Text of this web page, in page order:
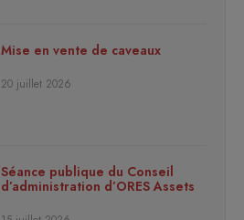
Mise en vente de caveaux
20 juillet 2026
Séance publique du Conseil
d’administration d’ORES Assets